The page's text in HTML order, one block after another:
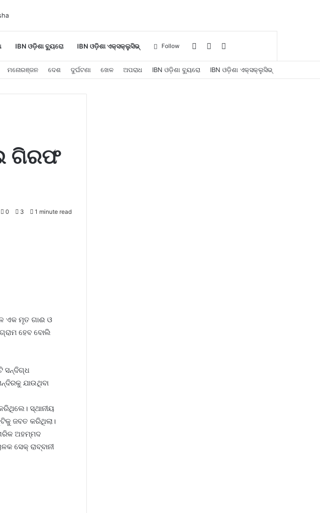
IBN ଓଡ଼ିଶା ବ୍ୟୁରୋ IBN ଓଡ଼ିଶା ଏକ୍ସକ୍ଲୁସିଭ୍
for
Sidebar
Log
In
Follow
ମନୋରଞ୍ଜନ ଦେଶ ଦୁର୍ଘଟଣା ଖେଳ ଅପରାଧ IBN ଓଡ଼ିଶା ବ୍ୟୁରୋ IBN ଓଡ଼ିଶା ଏକ୍ସକ୍ଲୁସିଭ୍
ଗିରଫ
0 3 1 minute read
ଏକ ମୃତ ଗାଈ ଓ
ହେବ ବୋଲି
ସନ୍ଦିଗ୍ଧ
ଯାଉଥିବା
ସ୍ଥାନୀୟ
ଜବତ କରିଥିଲା।
ଅହମ୍ମଦ
ସେକ୍‌ ରାବ୍ବାନୀ